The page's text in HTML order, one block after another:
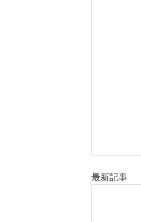
最新記事